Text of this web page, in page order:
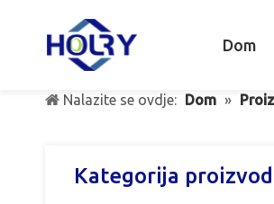
Dom
Nalazite se ovdje: Dom »
Kategorija